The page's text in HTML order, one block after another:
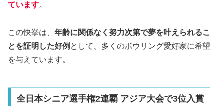
ています。
この快挙は、 年齢に関係なく努力次第で夢を叶えられるこ
とを証明した好例 として、多くのボウリング愛好家に希望
を与えています。
全日本シニア選手権2連覇 アジア大会で3位入賞